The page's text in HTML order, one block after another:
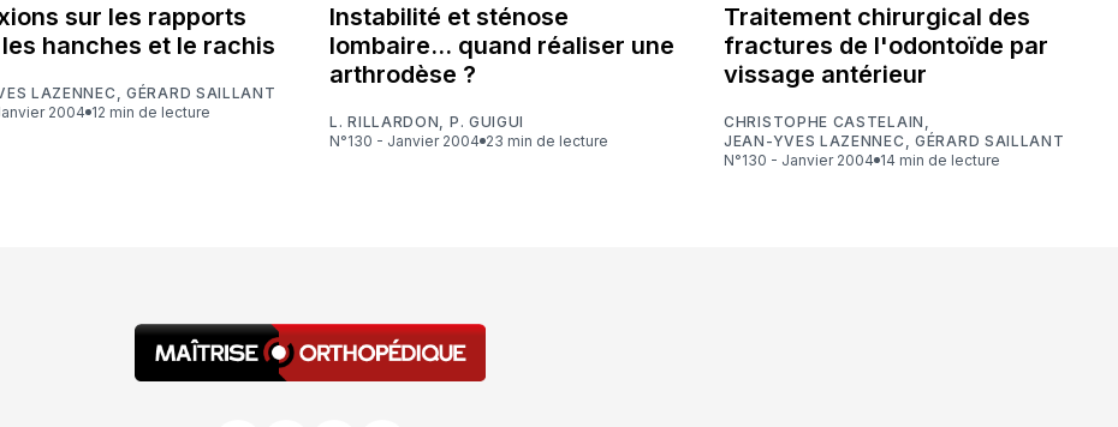
sur les rapports
hanches et le rachis
LAZENNEC ,GÉRARD SAILLANT
2004
12 min de lecture
Instabilité et sténose
lombaire... quand réaliser une
arthrodèse ?
L. RILLARDON
P. GUIGUI
N°130 - Janvier 2004
23 min de lecture
Traitement chirurgical des
fractures de l'odontoïde par
vissage antérieur
CHRISTOPHE CASTELAIN
JEAN-YVES LAZENNEC
,GÉRARD SAILLANT
N°130 - Janvier 2004
14 min de lecture